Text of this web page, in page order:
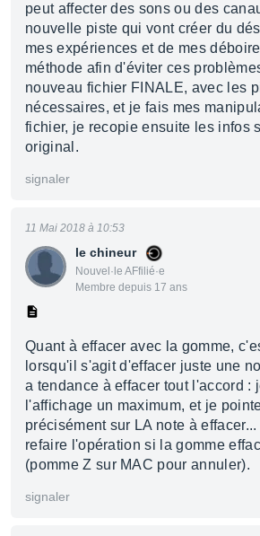
peut affecter des sons ou des
nouvelle piste qui vont créer du
mes expériences et de mes
méthode afin d'éviter ces
nouveau fichier FINALE, avec les
nécessaires, et je fais mes
fichier, je recopie ensuite les infos
original.
signaler
le chineur
Nouvel·le AFfilié·e
Membre depuis 17 ans
11 Mai 2018 à 10:53
Quant à effacer avec la gomme,
lorsqu'il s'agit d'effacer juste une
a tendance à effacer tout l'accord :
l'affichage un maximum, et je
précisément sur LA note à
refaire l'opération si la gomme
(pomme Z sur MAC pour annuler).
signaler